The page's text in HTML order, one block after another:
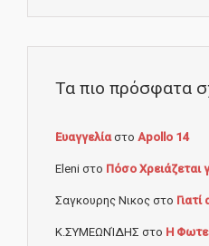
Τα πιο πρόσφατα
Ευαγγελίαστο Apollo 14
Eleni στο Πόσο Χρειάζεται
Σαγκουρης Νικος στο
Κ.ΣΥΜΕΩΝΊΔΗΣ στο Η